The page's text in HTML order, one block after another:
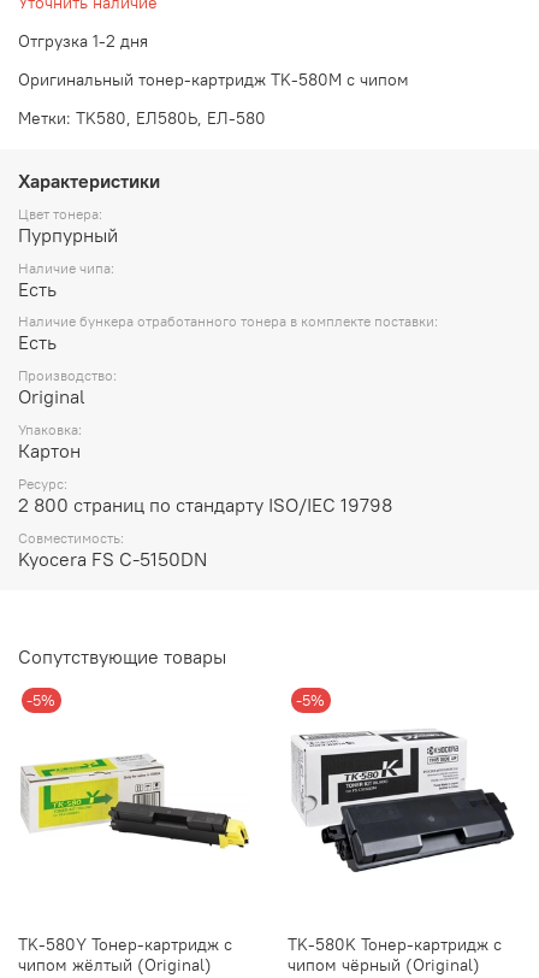
Отгрузка 1-2 дня
Оригинальный тонер-картридж TK-580M с чипом
Метки: TK580, ЕЛ580Ь, ЕЛ-580
Характеристики
Цвет тонера:
Пурпурный
Наличие чипа:
Есть
Наличие бункера отработанного тонера в комплекте поставки:
Есть
Производство:
Original
Упаковка:
Картон
Ресурс:
2 800 страниц по стандарту ISO/IEC 19798
Совместимость:
Kyocera FS C-5150DN
Сопутствующие товары
-5%
TK-580Y Тонер-картридж с
чипом жёлтый (Original)
-5%
TK-580K Тонер-картридж с
чипом чёрный (Original)